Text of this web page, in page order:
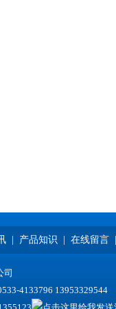
产品知识 在线留言
司
4133796 13953329544